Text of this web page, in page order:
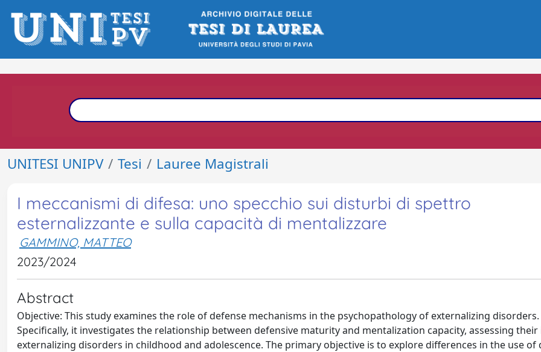
UNITESI UNIPV Tesi Lauree Magistrali
I meccanismi di difesa: uno specchio sui disturbi di spettro
esternalizzante e sulla capacità di mentalizzare
GAMMINO, MATTEO
2023/2024
Abstract
Objective: This study examines the role of defense mechanisms in the psychopathology of externalizing disorders.
Specifically, it investigates the relationship between defensive maturity and mentalization capacity, assessing
externalizing disorders in childhood and adolescence. The primary objective is to explore differences in the use of